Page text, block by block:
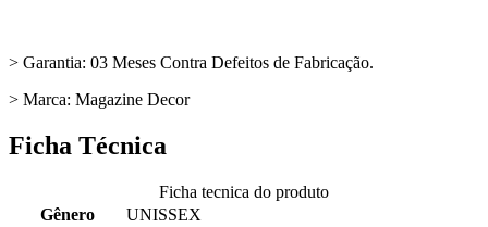
> Garantia: 03 Meses Contra Defeitos de Fabricação.
> Marca: Magazine Decor
Ficha Técnica
Ficha tecnica do produto
Gênero
UNISSEX